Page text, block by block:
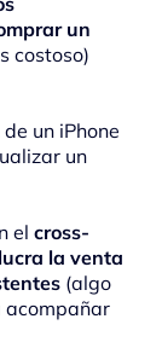
un
costoso)
un iPhone
un
el cross-
la venta
(algo
acompañar